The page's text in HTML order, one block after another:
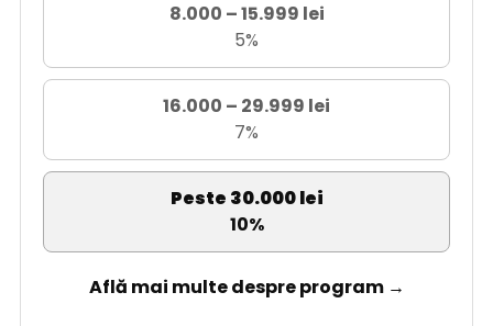
8.000 – 15.999 lei
5%
16.000 – 29.999 lei
7%
Peste 30.000 lei
10%
Află mai multe despre program →